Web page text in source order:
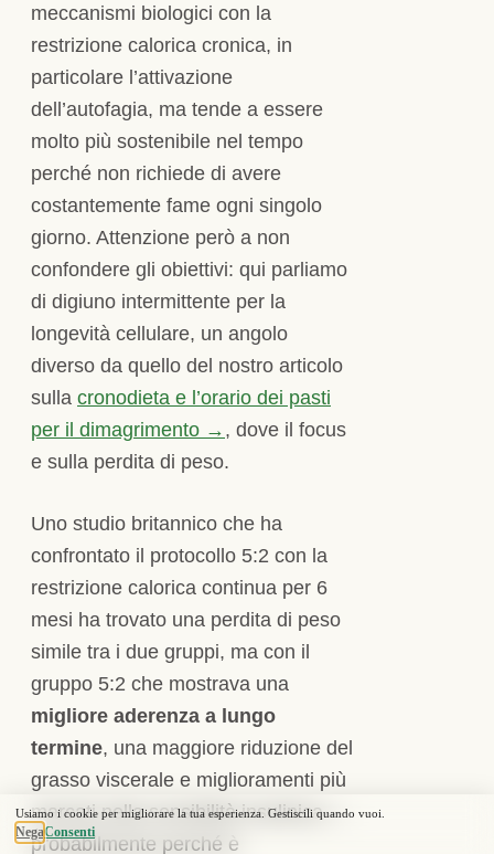
meccanismi biologici con la
restrizione calorica cronica, in
particolare l’attivazione
dell’autofagia, ma tende a essere
molto più sostenibile nel tempo
perché non richiede di avere
costantemente fame ogni singolo
giorno. Attenzione però a non
confondere gli obiettivi: qui parliamo
di digiuno intermittente per la
longevità cellulare, un angolo
diverso da quello del nostro articolo
sulla cronodieta e l’orario dei pasti
per il dimagrimento → , dove il focus
e sulla perdita di peso.
Uno studio britannico che ha
confrontato il protocollo 5:2 con la
restrizione calorica continua per 6
mesi ha trovato una perdita di peso
simile tra i due gruppi, ma con il
gruppo 5:2 che mostrava una
migliore aderenza a lungo
termine, una maggiore riduzione del
grasso viscerale e miglioramenti più
marcati nella sensibilità insulinica —
probabilmente perché è